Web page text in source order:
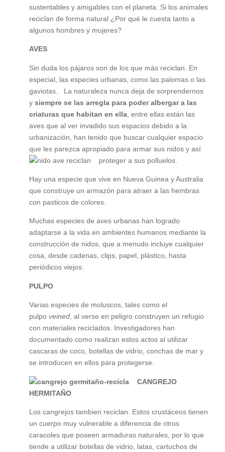
sustentables y amigables con el planeta. Si los animales
reciclan de forma natural ¿Por qué le cuesta tanto a
algunos hombres y mujeres?
AVES
Sin duda los pájaros son de los que más reciclan. En
especial, las especies urbanas, como las palomas o las
gaviotas. La naturaleza nunca deja de sorprendernos
y siempre se las arregla para poder albergar a las
criaturas que habitan en ella, entre ellas están las
aves que al ver invadido sus espacios debido a la
urbanización, han tenido que buscar cualquier espacio
que les parezca apropiado para armar sus nidos y así
proteger a sus polluelos.
Hay una especie que vive en Nueva Guinea y Australia
que construye un armazón para atraer a las hembras
con pasticos de colores.
Muchas especies de aves urbanas han logrado
adaptarse a la vida en ambientes humanos mediante la
construcción de nidos, que a menudo incluye cualquier
cosa, desde cadenas, clips, papel, plástico, hasta
periódicos viejos.
PULPO
Varias especies de moluscos, tales como el
pulpo veined, al verse en peligro construyen un refugio
con materiales reciclados. Investigadores han
documentado como realizan estos actos al utilizar
cascaras de coco, botellas de vidrio, conchas de mar y
se introducen en ellos para protegerse.
CANGREJO
HERMITAÑO
Los cangrejos tambien reciclan. Estos crustáceos tienen
un cuerpo muy vulnerable a diferencia de otros
caracoles que poseen armaduras naturales, por lo que
tiende a utilizar botellas de vidrio, latas, cartuchos de